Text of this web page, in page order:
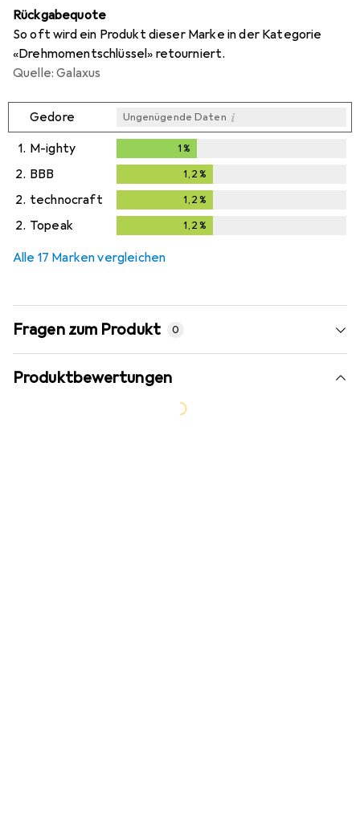
Rückgabequote
So oft wird ein Produkt dieser Marke in der Kategorie
«Drehmomentschlüssel» retourniert.
Quelle: Galaxus
Gedore Ungenügende Daten i
1. M-ighty 1 %
2. BBB 1,2 %
2. technocraft 1,2 %
2. Topeak 1,2 %
Alle 17 Marken vergleichen
Fragen zum Produkt 0
Produktbewertungen